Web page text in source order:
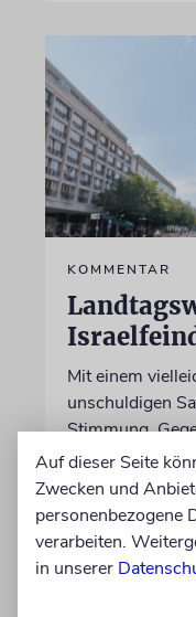
KOMMENTAR
Mit einem
unschuldigen
Stimmung.
Staat, die
von Imanuel
06.08.2026
Auf dieser Seite
Zwecken und
personenbezogene
verarbeiten.
in unserer